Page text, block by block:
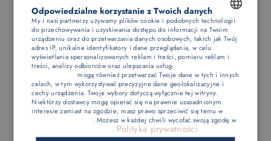
ostrzegać innych żeglarzy przed
niebezpieczeństwem. Jej poświęcenie miało dać
początek budowie pierwszej latarni morskiej na
przylądku.
Latarnia Rozewie Ito nie tylko latarnia morska.
To symbol polskiego wybrzeża, miejsce łączące
historię z nowoczesnością.
Jeśli chcesz poznać inne atrakcje Jastrzębiej Góry
odwiedź naszegobloga.
POLISH
ENGLISH
GERMAN
CZECH
Odpowiedzialne korzystanie z Twoich danych
My i nasi partnerzy używamy plików cookie i podobnych technologii
do przechowywania i uzyskiwania dostępu do informacji na Twoim
urządzeniu oraz do przetwarzania danych osobowych, takich jak Twój
adres IP, unikalne identyfikatory i dane przeglądania, w celu
wyświetlania spersonalizowanych reklam i treści, pomiaru reklam i
treści, analizy odbiorców oraz ulepszania usług.
mogą również przetwarzać Twoje dane w tych i innych
celach, w tym wykorzystywać precyzyjne dane geolokalizacyjne i
cechy urządzenia. Twoje wybory dotyczą wyłącznie tej witryny.
Niektórzy dostawcy mogą opierać się na prawnie uzasadnionym
interesie zamiast na zgodzie; masz prawo sprzeciwić się temu w
. Możesz w każdej chwili wycofać swoją zgodę w
Polityka prywatności